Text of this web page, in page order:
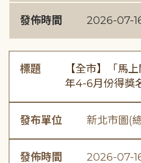
發佈時間 2026-07-
標題
【全市】「馬
年4-6月份得獎
發布單位 新北市圖(
發佈時間 2026-07-